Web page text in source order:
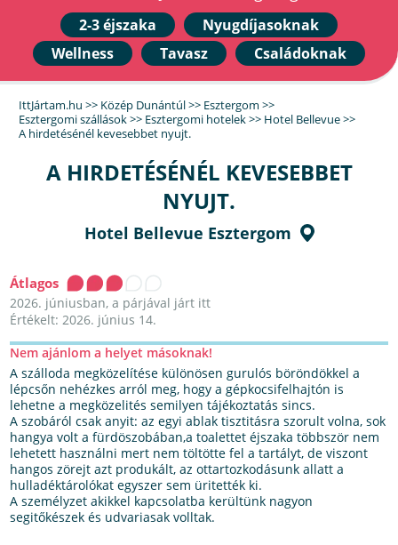
2-3 éjszaka
Nyugdíjasoknak
Wellness
Tavasz Családoknak
IttJártam.hu >> Közép Dunántúl>> Esztergom >>
Esztergomi szállások>> Esztergomi hotelek>> Hotel Bellevue>>
A hirdetésénél kevesebbet nyujt.
A HIRDETÉSÉNÉL KEVESEBBET
NYUJT.
Hotel Bellevue Esztergom
Átlagos
2026. júniusban, a párjával járt itt
Értékelt: 2026. június 14.
Nem ajánlom a helyet másoknak!
A szálloda megközelítése különösen gurulós böröndökkel a
lépcsőn nehézkes arról meg, hogy a gépkocsifelhajtón is
lehetne a megközelités semilyen tájékoztatás sincs.
A szobáról csak anyit: az egyi ablak tisztitásra szorult volna, sok
hangya volt a fürdöszobában,a toalettet éjszaka többször nem
lehetett használni mert nem töltötte fel a tartályt, de viszont
hangos zörejt azt produkált, az ottartozkodásunk allatt a
hulladéktárolókat egyszer sem üritették ki.
A személyzet akikkel kapcsolatba kerültünk nagyon
segitőkészek és udvariasak volltak.